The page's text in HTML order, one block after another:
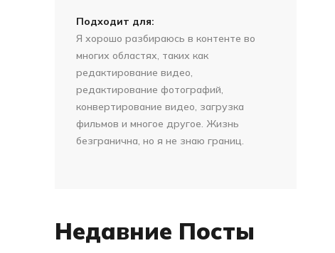
Подходит для:
Я хорошо разбираюсь в контенте во
многих областях, таких как
редактирование видео,
редактирование фотографий,
конвертирование видео, загрузка
фильмов и многое другое. Жизнь
безгранична, но я не знаю границ.
Недавние Посты